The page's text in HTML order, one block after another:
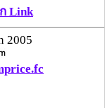
Link
2005